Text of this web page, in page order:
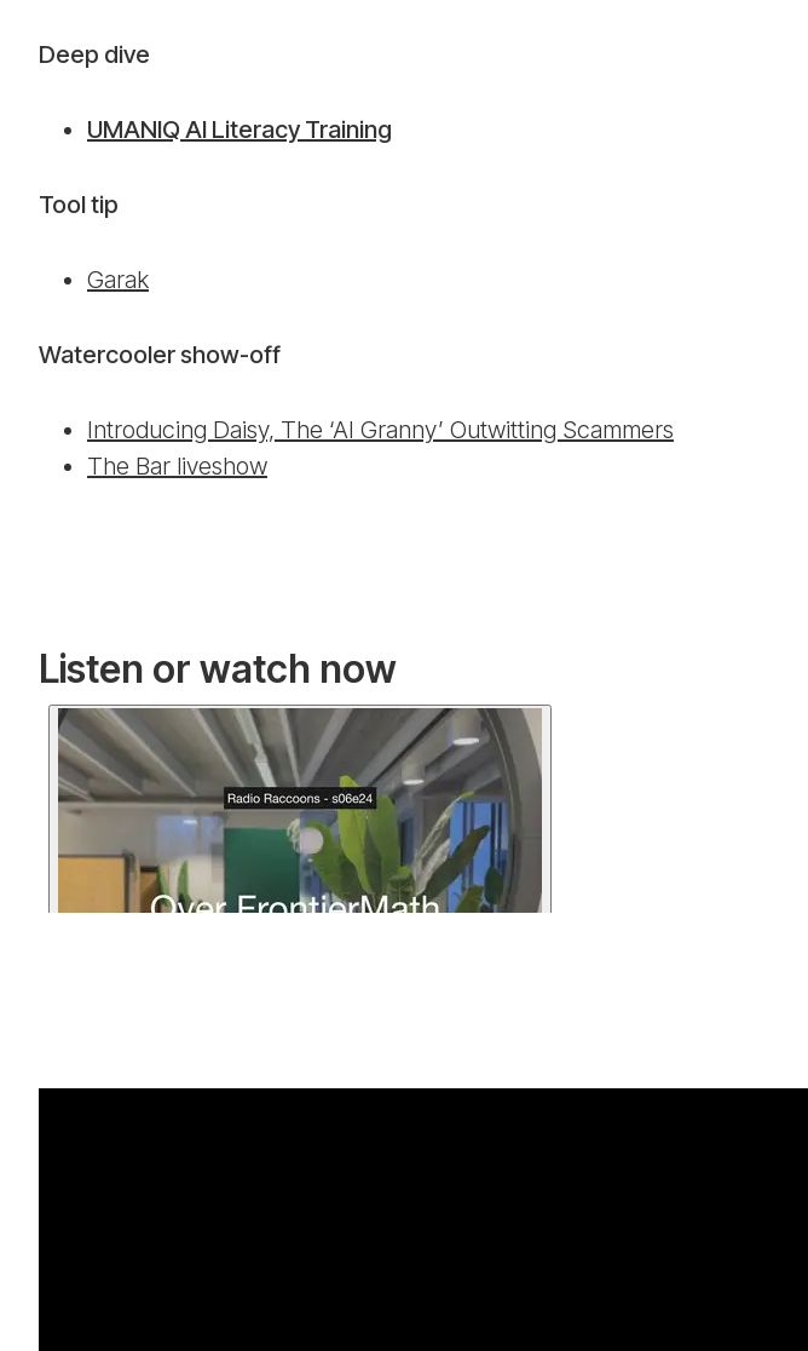
Deep dive
UMANIQ AI Literacy Training
Tool tip
Garak
Watercooler show-off
Introducing Daisy, The ‘AI Granny’ Outwitting Scammers
The Bar liveshow
Listen or watch now